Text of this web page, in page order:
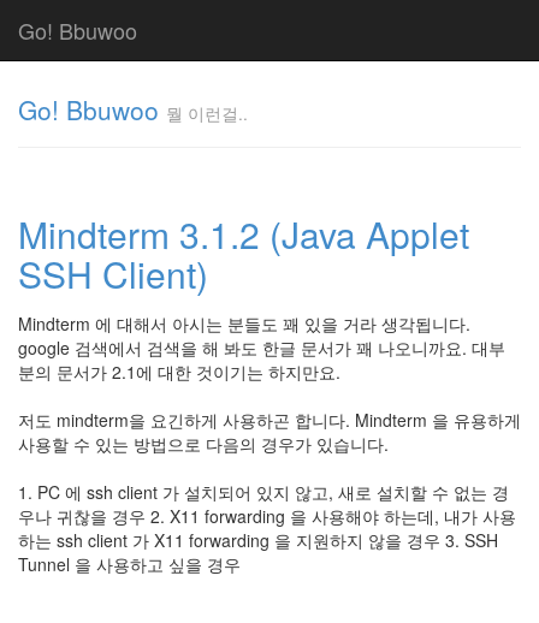
Go! Bbuwoo
Go! Bbuwoo 뭘 이런걸..
Mindterm 3.1.2 (Java Applet
SSH Client)
Mindterm 에 대해서 아시는 분들도 꽤 있을 거라 생각됩니다.
google 검색에서 검색을 해 봐도 한글 문서가 꽤 나오니까요. 대부
분의 문서가 2.1에 대한 것이기는 하지만요.
저도 mindterm을 요긴하게 사용하곤 합니다. Mindterm 을 유용하게
사용할 수 있는 방법으로 다음의 경우가 있습니다.
1. PC 에 ssh client 가 설치되어 있지 않고, 새로 설치할 수 없는 경
우나 귀찮을 경우 2. X11 forwarding 을 사용해야 하는데, 내가 사용
하는 ssh client 가 X11 forwarding 을 지원하지 않을 경우 3. SSH
Tunnel 을 사용하고 싶을 경우
걸..
김
정
균
Tag
안
녕
리
눅